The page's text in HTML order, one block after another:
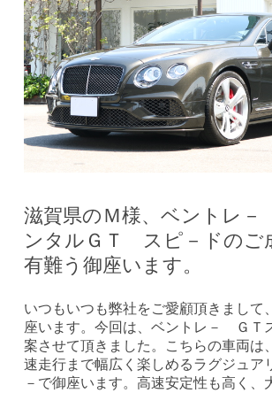
滋賀県のＭ様、ベントレ
ンタルＧＴ スピ－ドのご
有難う御座います。
いつもいつも弊社をご愛顧頂きまして
座います。今回は、ベントレ－ ＧＴ
案させて頂きました。こちらの車両は
速走行まで幅広く楽しめるラグジュア
－で御座います。高速安定性も高く、